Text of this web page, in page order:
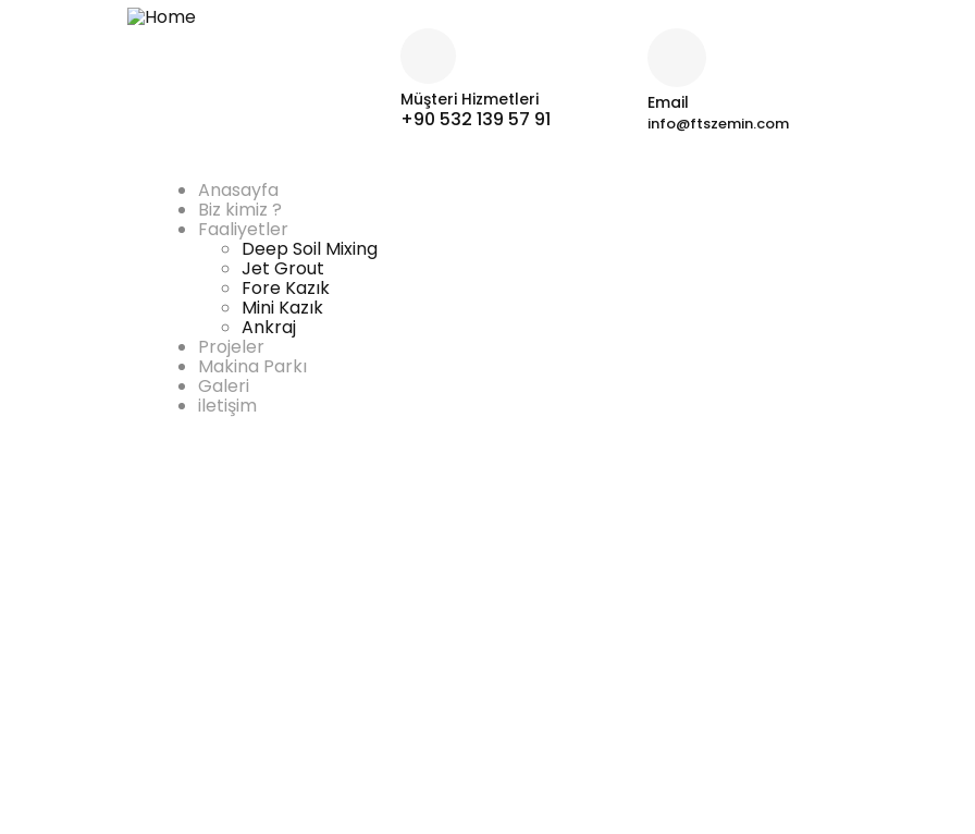
Müşteri Hizmetleri
+90 532 139 57 91
Email
info@ftszemin.com
Anasayfa
Biz kimiz ?
Faaliyetler
Deep Soil Mixing
Jet Grout
Fore Kazık
Mini Kazık
Ankraj
Projeler
Makina Parkı
Galeri
iletişim